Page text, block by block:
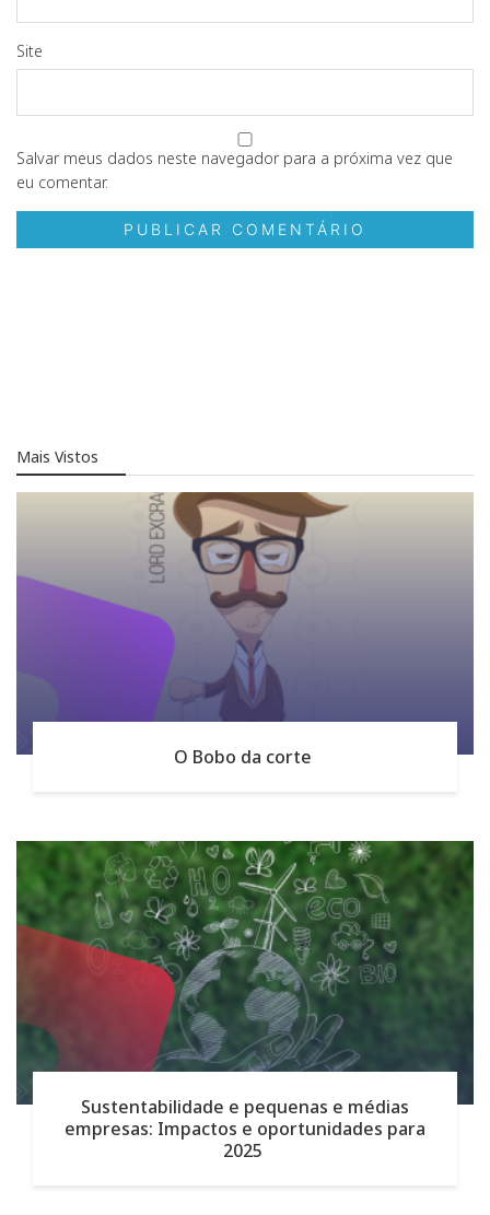
Site
Salvar meus dados neste navegador para a próxima vez que
eu comentar.
Mais Vistos
O Bobo da corte
Sustentabilidade e pequenas e médias
empresas: Impactos e oportunidades para
2025